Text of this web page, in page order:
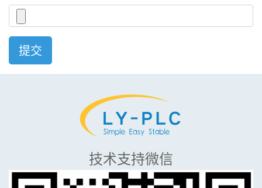
提交
技术支持微信